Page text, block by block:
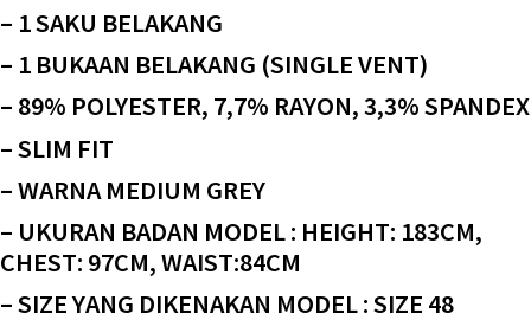
– 1 SAKU BELAKANG
– 1 BUKAAN BELAKANG (SINGLE VENT)
– 89% POLYESTER, 7,7% RAYON, 3,3% SPANDEX
– SLIM FIT
– WARNA MEDIUM GREY
– UKURAN BADAN MODEL : HEIGHT: 183CM,
CHEST: 97CM, WAIST:84CM
– SIZE YANG DIKENAKAN MODEL : SIZE 48